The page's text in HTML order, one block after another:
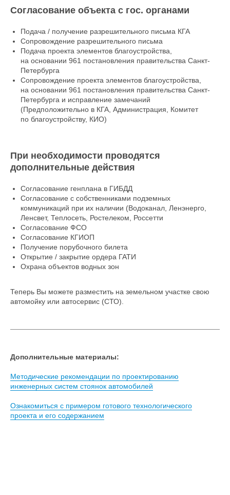
Согласование объекта с гос. органами
Подача / получение разрешительного письма КГА
Сопровождение разрешительного письма
Подача проекта элементов благоустройства,
на основании 961 постановления правительства Санкт-
Петербурга
Сопровождение проекта элементов благоустройства,
на основании 961 постановления правительства Санкт-
Петербурга и исправление замечаний
(Предположительно в КГА, Администрация, Комитет
по благоустройству, КИО)
При необходимости проводятся
дополнительные действия
Согласование генплана в ГИБДД
Согласование с собственниками подземных
коммуникаций при их наличии (Водоканал, Ленэнерго,
Ленсвет, Теплосеть, Ростелеком, Россетти
Согласование ФСО
Согласование КГИОП
Получение порубочного билета
Открытие / закрытие ордера ГАТИ
Охрана объектов водных зон
Теперь Вы можете разместить на земельном участке свою
автомойку или автосервис (СТО).
Дополнительные материалы:
Методические рекомендации по проектированию
инженерных систем стоянок автомобилей
Ознакомиться с примером готового технологического
проекта и его содержанием